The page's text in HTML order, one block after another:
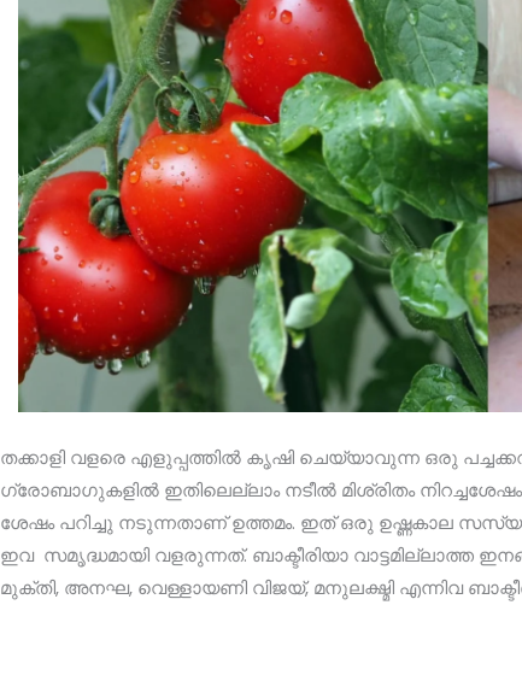
തക്കാളി വളരെ എളുപ്പത്തില്‍ കൃഷി ചെയ്യാവുന്ന ഒരു
ഗ്രോബാഗുകളില്‍ ഇതിലെല്ലാം നടീല്‍ മിശ്രിതം
ശേഷം പറിച്ചു നടുന്നതാണ്‌ ഉത്തമം. ഇത് ഒരു ഉഷ്ണകാല
ഇവ സമൃദ്ധമായി വളരുന്നത്. ബാക്ടീരിയാ വാട്ടമില്ലാത്ത
മുക്തി, അനഘ, വെള്ളായണി വിജയ്, മനുലക്ഷ്മി എന്നിവ